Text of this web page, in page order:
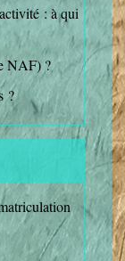
: à qui
NAF) ?
?